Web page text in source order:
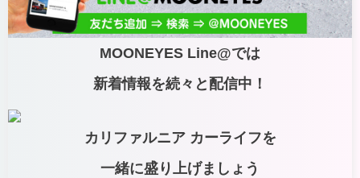
MOONEYES Line@では
新着情報を続々と配信中！
カリファルニア カーライフを
一緒に盛り上げましょう